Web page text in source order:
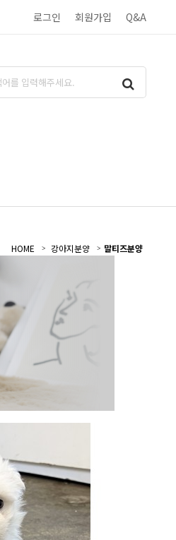
로그인 회원가입 Q&A
HOME 강아지분양 말티즈분양